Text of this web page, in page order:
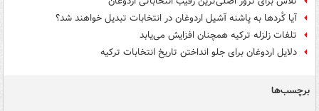
آیا کُردها به پاشنه آشیل اردوغان در انتخابات تبدیل خواهند شد؟
تلفات زلزله ترکیه همچنان افزایش می‌یابد
دلایل اردوغان برای جلو انداختن تاریخ انتخابات ترکیه
برچسب‌ها